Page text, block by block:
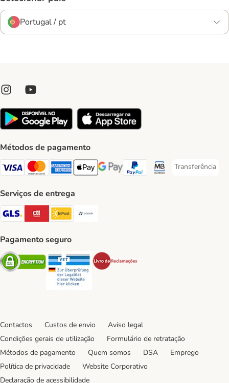
Portugal / pt
Métodos de pagamento
Visa Payment Method
Mastercard Payment Method
American Express Payment Method
Apple Pay Payment Method
Google Pay Payment Method
PayPal Payment Method
Multibanco Payment
Transferência
Transferência
Serviços de entrega
GLS Shipping Method
CTTExpress Shipping Method
InPost Shipping Method
Pagamento seguro
Security Security
Contactos Custos de envio
Aviso legal
Condições gerais de utilização
Formulário de retratação
Métodos de pagamento
Quem somos DSA
Emprego
Política de privacidade
Website Corporativo
Declaração de acessibilidade